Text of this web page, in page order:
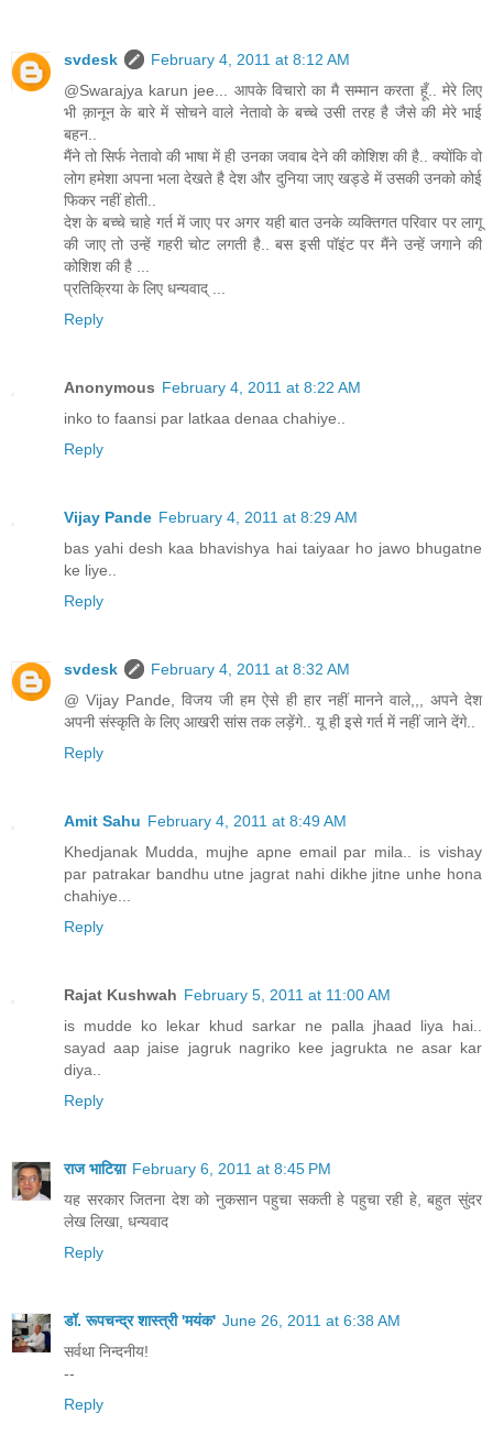
svdesk
February 4, 2011 at 8:12 AM
@Swarajya karun jee... आपके विचारो का मै सम्मान करता हूँ.. मेरे लिए
भी क़ानून के बारे में सोचने वाले नेतावो के बच्चे उसी तरह है जैसे की मेरे भाई
बहन..
मैंने तो सिर्फ नेतावो की भाषा में ही उनका जवाब देने की कोशिश की है.. क्योंकि वो
लोग हमेशा अपना भला देखते है देश और दुनिया जाए खड्डे में उसकी उनको कोई
फिकर नहीं होती..
देश के बच्चे चाहे गर्त में जाए पर अगर यही बात उनके व्यक्तिगत परिवार पर लागू
की जाए तो उन्हें गहरी चोट लगती है.. बस इसी पॉइंट पर मैंने उन्हें जगाने की
कोशिश की है ...
प्रतिक्रिया के लिए धन्यवाद् ...
Reply
Anonymous February 4, 2011 at 8:22 AM
inko to faansi par latkaa denaa chahiye..
Reply
Vijay Pande February 4, 2011 at 8:29 AM
bas yahi desh kaa bhavishya hai taiyaar ho jawo bhugatne
ke liye..
Reply
svdesk
February 4, 2011 at 8:32 AM
@ Vijay Pande, विजय जी हम ऐसे ही हार नहीं मानने वाले,,, अपने देश
अपनी संस्कृति के लिए आखरी सांस तक लड़ेंगे.. यू ही इसे गर्त में नहीं जाने देंगे..
Reply
Amit Sahu February 4, 2011 at 8:49 AM
Khedjanak Mudda, mujhe apne email par mila.. is vishay
par patrakar bandhu utne jagrat nahi dikhe jitne unhe hona
chahiye...
Reply
Rajat Kushwah February 5, 2011 at 11:00 AM
is mudde ko lekar khud sarkar ne palla jhaad liya hai..
sayad aap jaise jagruk nagriko kee jagrukta ne asar kar
diya..
Reply
राज भाटिय़ा February 6, 2011 at 8:45 PM
यह सरकार जितना देश को नुकसान पहुचा सकती हे पहुचा रही हे, बहुत सुंदर
लेख लिखा, धन्यवाद
Reply
डॉ. रूपचन्द्र शास्त्री 'मयंक' June 26, 2011 at 6:38 AM
सर्वथा निन्दनीय!
--
Reply